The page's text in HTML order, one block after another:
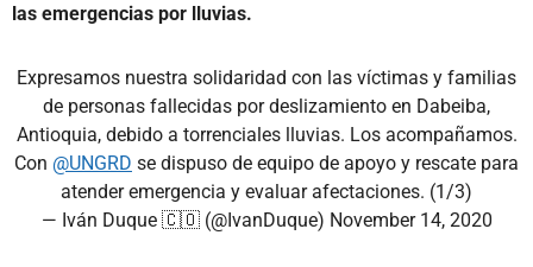
las emergencias por lluvias.
Expresamos nuestra solidaridad con las víctimas y familias
de personas fallecidas por deslizamiento en Dabeiba,
Antioquia, debido a torrenciales lluvias. Los acompañamos.
Con @UNGRD se dispuso de equipo de apoyo y rescate para
atender emergencia y evaluar afectaciones. (1/3)
— Iván Duque 🇨🇴 (@IvanDuque) November 14, 2020